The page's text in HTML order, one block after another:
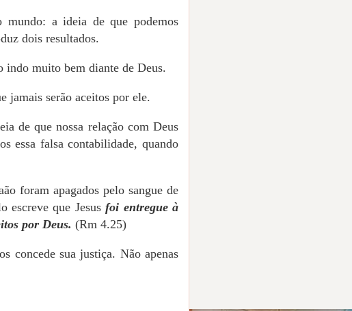
mundo: a ideia de que podemos
dois resultados.
indo muito bem diante de Deus.
jamais serão aceitos por ele.
de que nossa relação com Deus
essa falsa contabilidade, quando
foram apagados pelo sangue de
escreve que Jesusfoi entregue à
por Deus. (Rm 4.25)
concede sua justiça. Não apenas